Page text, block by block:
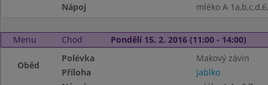
Nápoj
mléko A
Menu Chod Pondělí 15. 2. 2016 (11:00 - 14:00)
Oběd
Polévka
Makový závin
Příloha
jablko